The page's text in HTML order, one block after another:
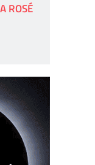
ROSÉ